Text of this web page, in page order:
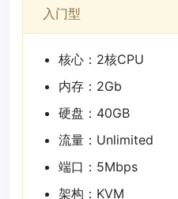
入门型
核心：2核CPU
内存：2Gb
硬盘：40GB
流量：Unlimited
端口：5Mbps
架构：KVM